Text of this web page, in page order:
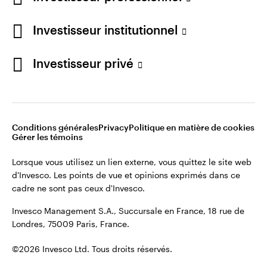
Investisseur institutionnel
Investisseur privé
Conditions généralesPrivacyPolitique en matière de cookies
Gérer les témoins
Lorsque vous utilisez un lien externe, vous quittez le site web
d'Invesco. Les points de vue et opinions exprimés dans ce
cadre ne sont pas ceux d'Invesco.
Invesco Management S.A., Succursale en France, 18 rue de
Londres, 75009 Paris, France.
©2026 Invesco Ltd. Tous droits réservés.